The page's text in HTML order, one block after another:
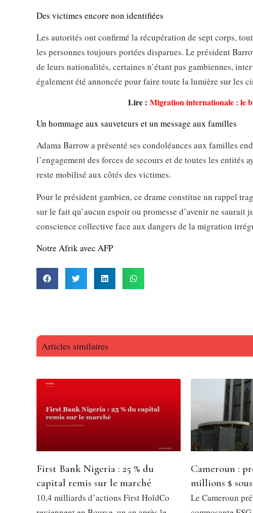
Des victimes encore non identifiées
Les autorités ont confirmé la récupération de sept corps,
les personnes toujours portées disparues. Le président
de leurs nationalités, certaines n’étant pas gambiennes,
également été annoncée pour faire toute la lumière sur les
Lire :Migration internationale : le
Un hommage aux sauveteurs et un message aux familles
Adama Barrow a présenté ses condoléances aux familles
l’engagement des forces de secours et de toutes les
reste mobilisé aux côtés des victimes.
Pour le président gambien, ce drame constitue un rappel
sur le fait qu’aucun espoir ou promesse d’avenir ne
conscience collective face aux dangers de la migration
Notre Afrik avec AFP
Articles similaires
First Bank Nigeria : 25 % du
capital remis sur le marché
10,4 milliards d’actions First HoldCo
Cameroun :
millions $
Le Cameroun